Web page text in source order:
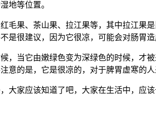
地等位置。
果、茶山果、拉江果等，其中拉江果
是很建议，因为它很凉，可能会对肠胃
当它由嫩绿色变为深绿色的时候，才
意的是，它是很凉的，对于脾胃虚寒的人
家应该知道了吧，大家在生活中，应